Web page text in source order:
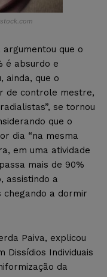
que o
é absurdo e
ainda, que o
de controle mestre,
se tornou
que o
dia “na mesma
em uma atividade
mais de 90%
assistindo a
chegando a dormir
Paiva, explicou
Dissídios Individuais
da